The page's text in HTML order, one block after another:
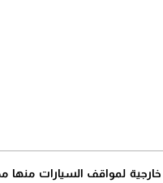
لمواقف السيارات